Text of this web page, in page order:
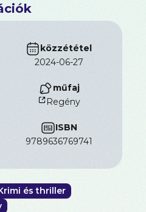
elszigetelten élik a férfi
A Falkland-szigeteki
Londonba indul, de
rendületlenül hisz abban,
pedig a titkosszolgálat –
nyilvánítja. Eközben
angol kisvárosban, s
régi életéhez… A
egy titkolózásra és
és a haraggal
szerző új
megváltoztatásának
közzététel
2024-06-27
műfaj
Regény
ISBN
9789636769741
és thriller